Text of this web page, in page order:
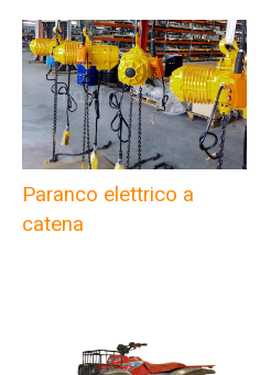
Paranco elettrico a
catena